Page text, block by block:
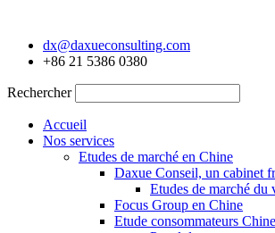
contenudx@daxueconsulting.com
+86 21 5386 0380
Rechercher
Accueil
Nos services
Etudes de marché en Chine
Daxue Conseil, un cabinet
Etudes de marché du
Focus Group en Chine
Etude consommateurs Chine